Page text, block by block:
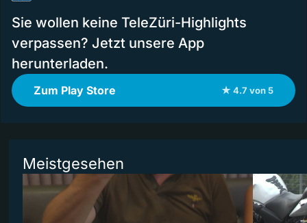
Sie wollen keine TeleZüri-Highlights
verpassen? Jetzt unsere App
herunterladen.
Zum Play Store ★ 4.7 von 5
Meistgesehen